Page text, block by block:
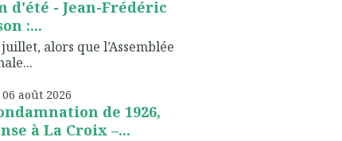
d'été - Jean-Frédéric
:...
alors que l’Assemblée
06 août 2026
de 1926,
à La Croix –...